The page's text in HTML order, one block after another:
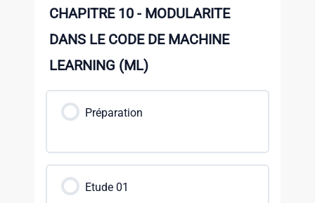
CHAPITRE 10 - MODULARITE
DANS LE CODE DE MACHINE
LEARNING (ML)
Préparation
Etude 01